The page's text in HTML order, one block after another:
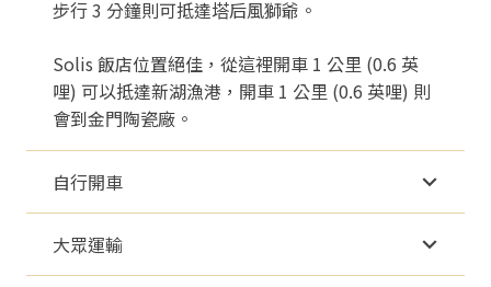
步行 3 分鐘則可抵達塔后風獅爺。
Solis 飯店位置絕佳，從這裡開車 1 公里 (0.6 英
哩) 可以抵達新湖漁港，開車 1 公里 (0.6 英哩) 則
會到金門陶瓷廠。
自行開車
大眾運輸